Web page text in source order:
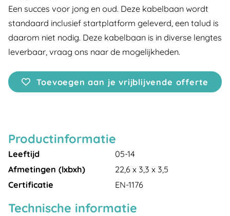
Een succes voor jong en oud. Deze kabelbaan wordt
standaard inclusief startplatform geleverd, een talud is
daarom niet nodig. Deze kabelbaan is in diverse lengtes
leverbaar, vraag ons naar de mogelijkheden.
Toevoegen aan je vrijblijvende offerte
Productinformatie
Leeftijd
05-14
Afmetingen (lxbxh)
22,6 x 3,3 x 3,5
Certificatie
EN-1176
Technische informatie